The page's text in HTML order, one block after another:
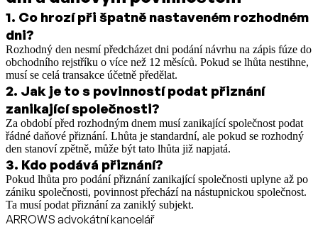
1. Co hrozí při špatně nastaveném rozhodném
dni?
Rozhodný den nesmí předcházet dni podání návrhu na zápis fúze do
obchodního rejstříku o více než 12 měsíců. Pokud se lhůta nestihne,
musí se celá transakce účetně předělat.
2. Jak je to s povinností podat přiznání
zanikající společnosti?
Za období před rozhodným dnem musí zanikající společnost podat
řádné daňové přiznání. Lhůta je standardní, ale pokud se rozhodný
den stanoví zpětně, může být tato lhůta již napjatá.
3. Kdo podává přiznání?
Pokud lhůta pro podání přiznání zanikající společnosti uplyne až po
zániku společnosti, povinnost přechází na nástupnickou společnost.
Ta musí podat přiznání za zaniklý subjekt.
ARROWS advokátní kancelář